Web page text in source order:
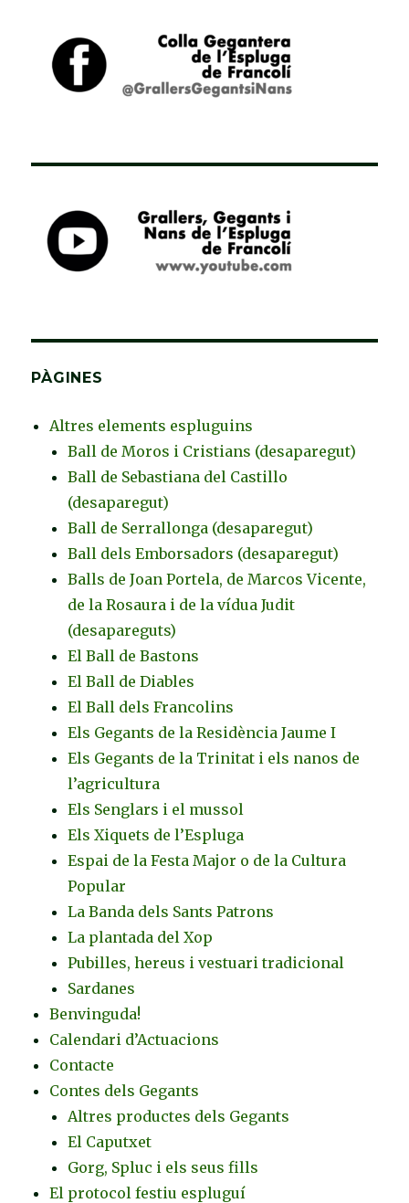
PÀGINES
Altres elements espluguins
Ball de Moros i Cristians (desaparegut)
Ball de Sebastiana del Castillo
(desaparegut)
Ball de Serrallonga (desaparegut)
Ball dels Emborsadors (desaparegut)
Balls de Joan Portela, de Marcos Vicente,
de la Rosaura i de la vídua Judit
(desapareguts)
El Ball de Bastons
El Ball de Diables
El Ball dels Francolins
Els Gegants de la Residència Jaume I
Els Gegants de la Trinitat i els nanos de
l’agricultura
Els Senglars i el mussol
Els Xiquets de l’Espluga
Espai de la Festa Major o de la Cultura
Popular
La Banda dels Sants Patrons
La plantada del Xop
Pubilles, hereus i vestuari tradicional
Sardanes
Benvinguda!
Calendari d’Actuacions
Contacte
Contes dels Gegants
Altres productes dels Gegants
El Caputxet
Gorg, Spluc i els seus fills
El protocol festiu espluguí